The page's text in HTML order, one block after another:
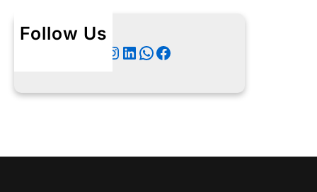
Follow Us
Instagram LinkedIn WhatsApp Facebook